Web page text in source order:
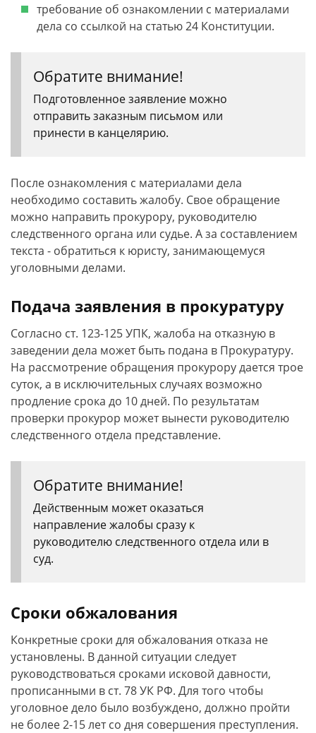
требование об ознакомлении с материалами
дела со ссылкой на статью 24 Конституции.
Обратите внимание!
Подготовленное заявление можно
отправить заказным письмом или
принести в канцелярию.
После ознакомления с материалами дела
необходимо составить жалобу. Свое обращение
можно направить прокурору, руководителю
следственного органа или судье. А за составлением
текста - обратиться к юристу, занимающемуся
уголовными делами.
Подача заявления в прокуратуру
Согласно ст. 123-125 УПК, жалоба на отказную в
заведении дела может быть подана в Прокуратуру.
На рассмотрение обращения прокурору дается трое
суток, а в исключительных случаях возможно
продление срока до 10 дней. По результатам
проверки прокурор может вынести руководителю
следственного отдела представление.
Обратите внимание!
Действенным может оказаться
направление жалобы сразу к
руководителю следственного отдела или в
суд.
Сроки обжалования
Конкретные сроки для обжалования отказа не
установлены. В данной ситуации следует
руководствоваться сроками исковой давности,
прописанными в ст. 78 УК РФ. Для того чтобы
уголовное дело было возбуждено, должно пройти
не более 2-15 лет со дня совершения преступления.